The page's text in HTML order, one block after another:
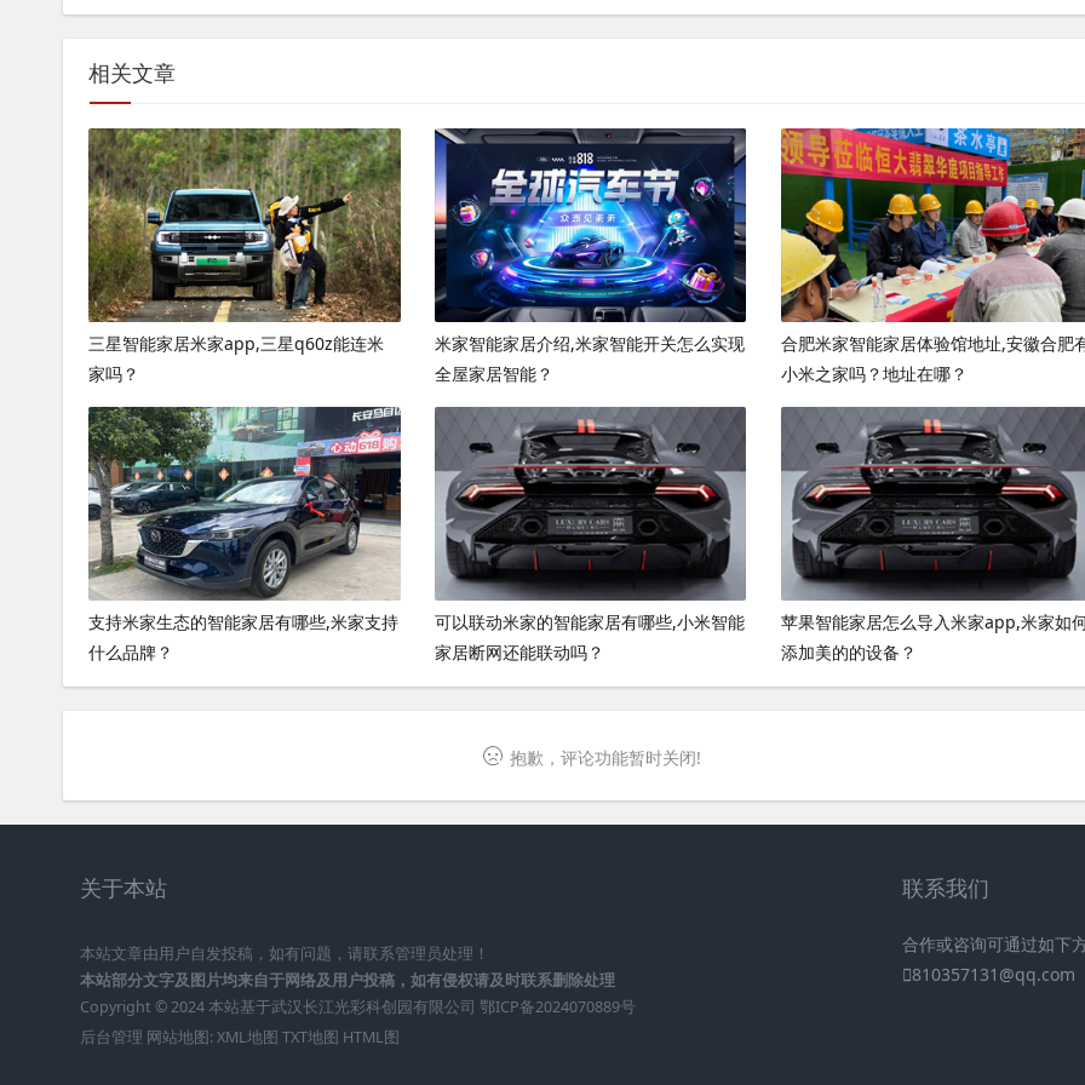
相关文章
三星智能家居米家app,三星q60z能连米
家吗？
米家智能家居介绍,米家智能开关怎么实现
全屋家居智能？
合肥米家智能家居体验馆地址,安徽合肥
小米之家吗？地址在哪？
支持米家生态的智能家居有哪些,米家支持
什么品牌？
可以联动米家的智能家居有哪些,小米智能
家居断网还能联动吗？
苹果智能家居怎么导入米家app,米家如
添加美的的设备？
抱歉，评论功能暂时关闭!
关于本站
本站文章由用户自发投稿，如有问题，请联系管理员处理！
本站部分文字及图片均来自于网络及用户投稿，如有侵权请及时联系删除处理
Copyright © 2024 本站基于武汉长江光彩科创园有限公司 鄂ICP备2024070889号
后台管理 网站地图: XML地图 TXT地图 HTML图
联系我们
合作或咨询可通过如下
810357131@qq.com